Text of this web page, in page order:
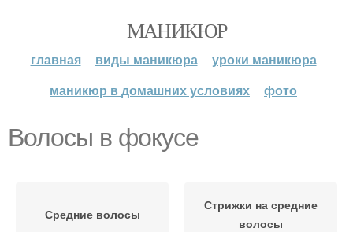
МАНИКЮР
главная виды маникюра
уроки маникюра
маникюр в домашних условиях
фото
Волосы в фокусе
Средние волосы
Стрижки на средние
волосы